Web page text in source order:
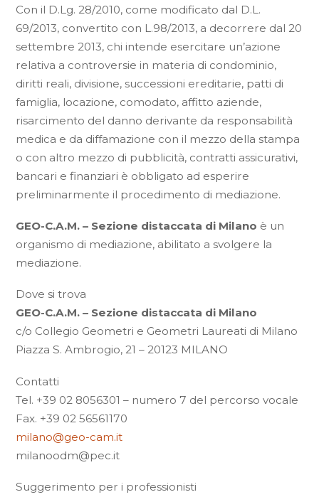
Con il D.Lg. 28/2010, come modificato dal D.L.
69/2013, convertito con L.98/2013, a decorrere dal 20
settembre 2013, chi intende esercitare un’azione
relativa a controversie in materia di condominio,
diritti reali, divisione, successioni ereditarie, patti di
famiglia, locazione, comodato, affitto aziende,
risarcimento del danno derivante da responsabilità
medica e da diffamazione con il mezzo della stampa
o con altro mezzo di pubblicità, contratti assicurativi,
bancari e finanziari è obbligato ad esperire
preliminarmente il procedimento di mediazione.
GEO-C.A.M. – Sezione distaccata di Milano è un
organismo di mediazione, abilitato a svolgere la
mediazione.
Dove si trova
GEO-C.A.M. – Sezione distaccata di Milano
c/o Collegio Geometri e Geometri Laureati di Milano
Piazza S. Ambrogio, 21 – 20123 MILANO
Contatti
Tel. +39 02 8056301 – numero 7 del percorso vocale
Fax. +39 02 56561170
milano@geo-cam.it
milanoodm@pec.it
Suggerimento per i professionisti